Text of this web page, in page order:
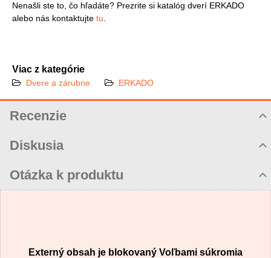
Nenašli ste to, čo hľadáte? Prezrite si katalóg dverí ERKADO
alebo nás kontaktujte tu
Viac z kategórie
Dvere a zárubne ERKADO
Recenzie
Diskusia
Zatiaľ nie sú žiadne komentáre! Buďte prvý!
Otázka k produktu
Externý obsah je blokovaný Voľbami súkromia